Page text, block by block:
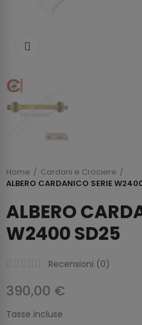
Home
Cardani e Crociere
ALBERO CARDANICO SERIE
ALBERO
W2400 SD25
Recensioni (0)
390,00 €
Tasse incluse